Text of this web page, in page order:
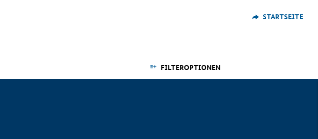
STARTSEITE
FILTEROPTIONEN